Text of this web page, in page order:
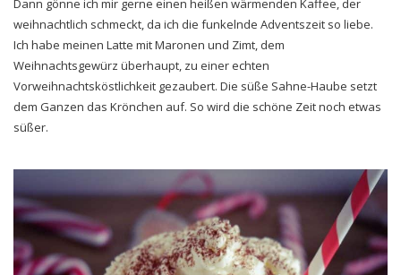
Dann gönne ich mir gerne einen heißen wärmenden Kaffee, der
weihnachtlich schmeckt, da ich die funkelnde Adventszeit so liebe.
Ich habe meinen Latte mit Maronen und Zimt, dem
Weihnachtsgewürz überhaupt, zu einer echten
Vorweihnachtsköstlichkeit gezaubert. Die süße Sahne-Haube setzt
dem Ganzen das Krönchen auf. So wird die schöne Zeit noch etwas
süßer.